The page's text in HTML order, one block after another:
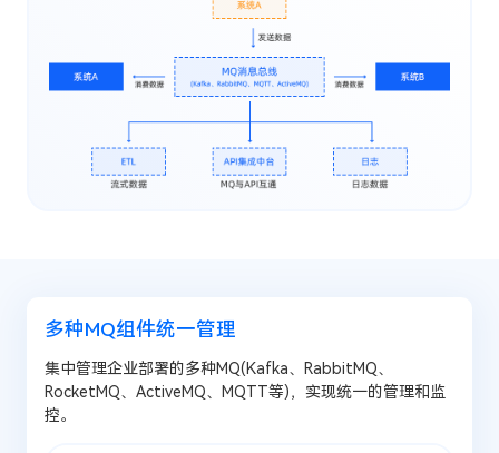
统一消费、自动记录、自动重发
通过消息总线MQ可以统一消费(Kafka、RabbitMQ、RocketMQ、
ActiveMQ、MQTT)中的消息并自动分发给API网关、API业务编
排流程、ETL数据集成流程等等，并实现消息的自动记录和失败
异步调用、流量削峰
多种MQ组件统一管理
集中管理企业部署的多种MQ(Kafka、RabbitMQ、
RocketMQ、ActiveMQ、MQTT等)，实现统一的管理和监
控。